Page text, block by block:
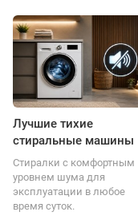
Лучшие тихие
стиральные машины
Стиралки с комфортным
уровнем шума для
эксплуатации в любое
время суток.